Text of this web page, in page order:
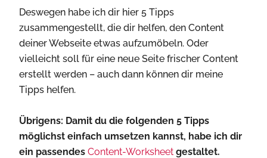
Deswegen habe ich dir hier 5 Tipps
zusammengestellt, die dir helfen, den Content
deiner Webseite etwas aufzumöbeln. Oder
vielleicht soll für eine neue Seite frischer Content
erstellt werden – auch dann können dir meine
Tipps helfen.
Übrigens: Damit du die folgenden 5 Tipps
möglichst einfach umsetzen kannst, habe ich dir
ein passendesContent-Worksheet gestaltet.